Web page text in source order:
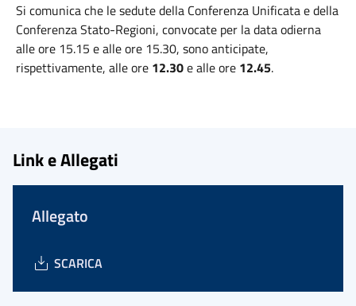
Si comunica che le sedute della Conferenza Unificata e della
Conferenza Stato-Regioni, convocate per la data odierna
alle ore 15.15 e alle ore 15.30, sono anticipate,
rispettivamente, alle ore 12.30e alle ore 12.45.
Link e Allegati
Allegato
SCARICA